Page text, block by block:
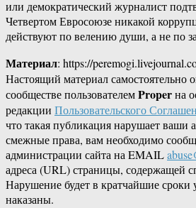
или демократический журналист
Четвертом Евросоюзе никакой
действуют по велению души, а не по
Материал: https://
Настоящий материал самостоятельно
сообществе пользователемProperна
редакции Пользовательского
что такая публикация нарушает ваши
смежные права, вам необходимо
администрации сайта на EMAIL
адреса (URL) страницы, содержащей
Нарушение будет в кратчайшие сроки
наказаны.